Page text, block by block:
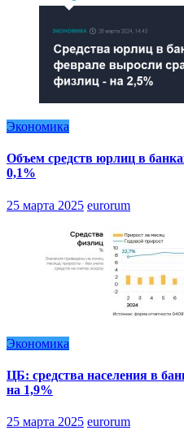
Экономика
Объем средств юрлиц в
0,1%
25 марта 2025 eurorum
Экономика
ЦБ: средства населения в
на 1,9%
25 марта 2025 eurorum